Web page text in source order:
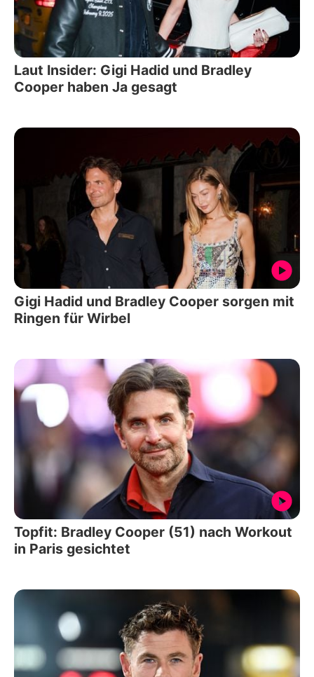
Laut Insider: Gigi Hadid und Bradley
Cooper haben Ja gesagt
Gigi Hadid und Bradley Cooper sorgen mit
Ringen für Wirbel
Topfit: Bradley Cooper (51) nach Workout
in Paris gesichtet